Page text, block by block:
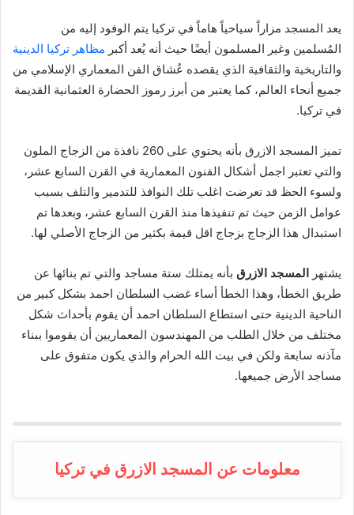
يعد المسجد مزاراً سياحياً هاماً في تركيا يتم الوفود إليه من
المُسلمين وغير المسلمون أيضًا حيث أنه يُعد أكبر مظاهر تركيا الدينية
والتاريخية والثقافية الذي يقصده عُشاق الفن المعماري الإسلامي من
جميع أنحاء العالم، كما يعتبر من أبرز رموز الحضارة العثمانية القديمة
في تركيا.
تميز المسجد الازرق بأنه يحتوي على 260 نافذة من الزجاج الملون
والتي تعتبر اجمل أشكال الفنون المعمارية في القرن السابع عشر،
ولسوء الحظ قد تعرضت اغلب تلك النوافذ للتدمير والتلف بسبب
عوامل الزمن حيث تم تنفيذها منذ القرن السابع عشر، وبعدها تم
استبدال هذا الزجاج بزجاج اقل قيمة بكثير من الزجاج الأصلي لها.
يشتهر المسجد الازرق بأنه يمتلك ستة مساجد والتي تم بنائها عن
طريق الخطأ، وهذا الخطأ أساء غضب السلطان احمد بشكل كبير من
الناحية الدينية حتى استطاع السلطان احمد أن يقوم بأحداث شكل
مختلف من خلال الطلب من المهندسون المعماريين أن يقوموا ببناء
مآذنه سابعة ولكن في بيت الله الحرام والذي يكون متفوق على
مساجد الأرض جميعها.
معلومات عن المسجد الازرق في تركيا